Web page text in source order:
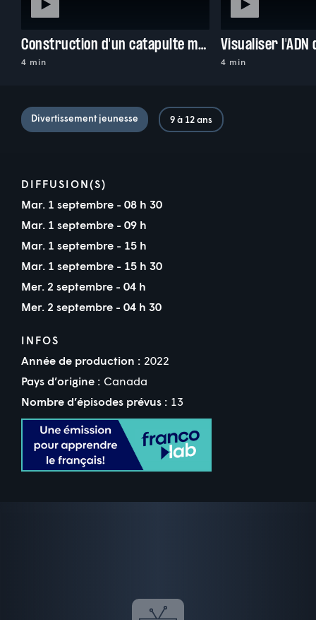
Construction d'un catapulte maison
4 min
Visualiser
4 min
Divertissement jeunesse 9 à 12 ans
DIFFUSION(S)
Mar. 1 septembre - 08 h 30
Mar. 1 septembre - 09 h
Mar. 1 septembre - 15 h
Mar. 1 septembre - 15 h 30
Mer. 2 septembre - 04 h
Mer. 2 septembre - 04 h 30
INFOS
Année de production : 2022
Pays d’origine : Canada
Nombre d’épisodes prévus : 13